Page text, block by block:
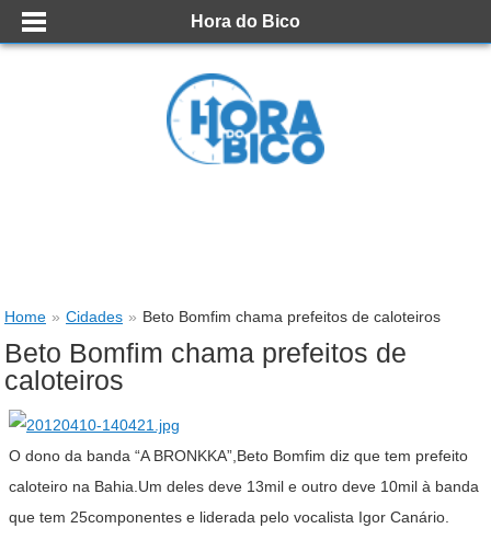
Hora do Bico
Home » Cidades » Beto Bomfim chama prefeitos de caloteiros
Beto Bomfim chama prefeitos de
caloteiros
O dono da banda “A BRONKKA”,Beto Bomfim diz que tem prefeito
caloteiro na Bahia.Um deles deve 13mil e outro deve 10mil à banda
que tem 25componentes e liderada pelo vocalista Igor Canário.